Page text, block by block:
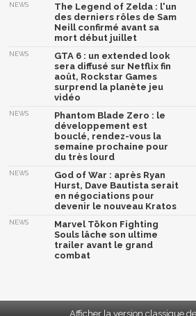
NEWS
The Legend of Zelda : l'un
des derniers rôles de Sam
Neill confirmé avant sa
mort début juillet
NEWS
GTA 6 : un extended look
sera diffusé sur Netflix fin
août, Rockstar Games
surprend la planète jeu
vidéo
NEWS
Phantom Blade Zero : le
développement est
bouclé, rendez-vous la
semaine prochaine pour
du très lourd
NEWS
God of War : après Ryan
Hurst, Dave Bautista serait
en négociations pour
devenir le nouveau Kratos
NEWS
Marvel Tōkon Fighting
Souls lâche son ultime
trailer avant le grand
combat
Afficher la version classique